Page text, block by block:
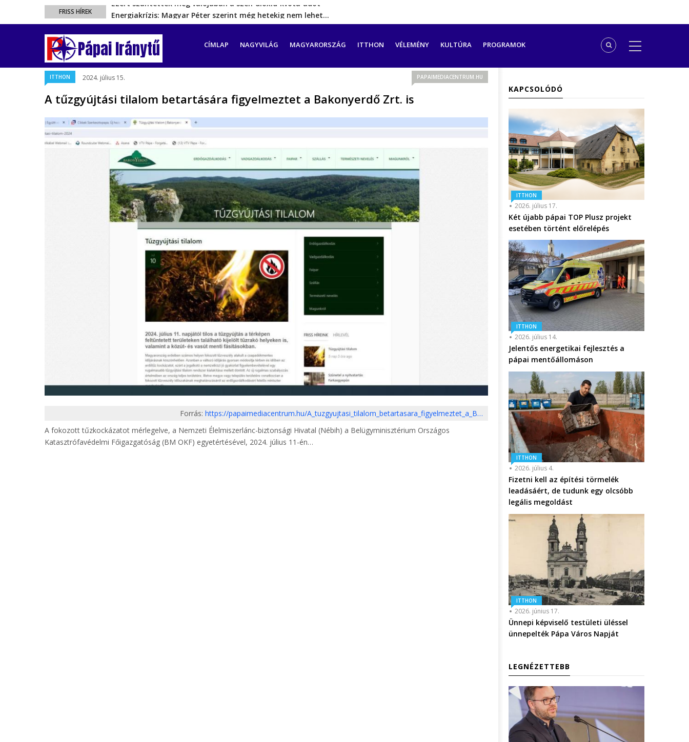
FRISS HÍREK
Energiakrízis: Magyar Péter szerint még hetekig nem lehet…
A spanyol enklávét elárasztják a tengeren érkező migránsok
Rétvári Bence: Magyar Péter gőzerővel hátrál ki a tanároknak tett…
Magyar Péter rendkívüli bejelentést tett, energia-krízishelyzet jöhet…
Ezért szüntették meg valójában a szén‑dioxid‑kvóta‑adót
Pápai Iránytű
FŐ
CÍMLAP NAGYVILÁG MAGYARORSZÁG ITTHON VÉLEMÉNY KULTÚRA PROGRAMOK
ITTHON 2024. július 15. PAPAIMEDIACENTRUM.HU
A tűzgyújtási tilalom betartására figyelmeztet a Bakonyerdő Zrt. is
Forrás: https://papaimediacentrum.hu/A_tuzgyujtasi_tilalom_betartasara_figyelmeztet_a_B…
A fokozott tűzkockázatot mérlegelve, a Nemzeti Élelmiszerlánc-biztonsági Hivatal (Nébih) a Belügyminisztérium Országos
Katasztrófavédelmi Főigazgatóság (BM OKF) egyetértésével, 2024. július 11-én…
KAPCSOLÓDÓ
ITTHON
2026. július 17.
Két újabb pápai TOP Plusz projekt
esetében történt előrelépés
ITTHON
2026. július 14.
Jelentős energetikai fejlesztés a
pápai mentőállomáson
ITTHON
2026. július 4.
Fizetni kell az építési törmelék
leadásáért, de tudunk egy olcsóbb
legális megoldást
ITTHON
2026. június 17.
Ünnepi képviselő testületi üléssel
ünnepelték Pápa Város Napját
LEGNÉZETTEBB